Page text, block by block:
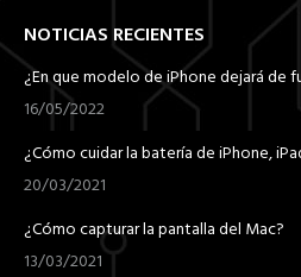
NOTICIAS RECIENTES
¿En que modelo de iPhone dejará de
16/05/2022
¿Cómo cuidar la batería de iPhone,
20/03/2021
¿Cómo capturar la pantalla del Mac?
13/03/2021